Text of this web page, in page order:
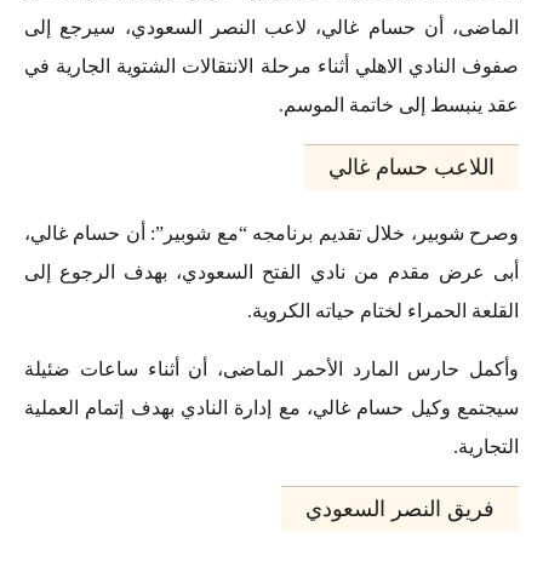
الماضى، أن حسام غالي، لاعب النصر السعودي، سيرجع إلى
صفوف النادي الاهلي أثناء مرحلة الانتقالات الشتوية الجارية في
عقد ينبسط إلى خاتمة الموسم.
اللاعب حسام غالي
وصرح شوبير، خلال تقديم برنامجه “مع شوبير”: أن حسام غالي،
أبى عرض مقدم من نادي الفتح السعودي، بهدف الرجوع إلى
القلعة الحمراء لختام حياته الكروية.
وأكمل حارس المارد الأحمر الماضى، أن أثناء ساعات ضئيلة
سيجتمع وكيل حسام غالي، مع إدارة النادي بهدف إتمام العملية
التجارية.
فريق النصر السعودي